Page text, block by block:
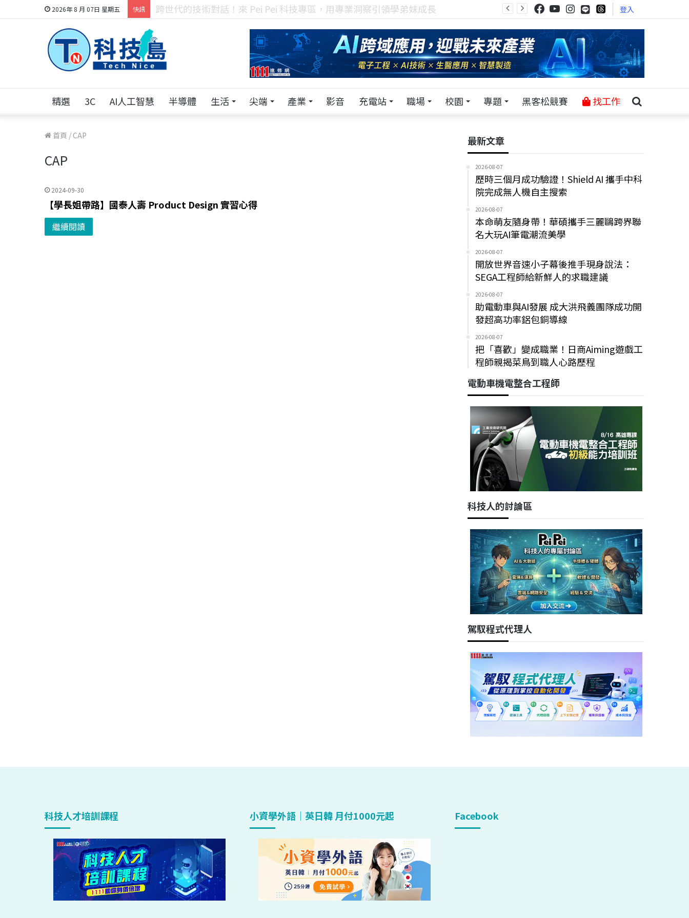
2026年 8 月 07日 星期五 快訊 科技人的經驗傳承地！在 Pei Pei 科技專區，與學弟妹交流最硬核的技術 登入
精選 3C AI人工智慧 半導體 生活 尖端 產業 影音 充電站 職場 校園 專題 黑客松競賽 找工作
首頁 / CAP
CAP
2024-09-30
【學長姐帶路】國泰人壽 Product Design 實習心得
繼續閱讀
最新文章
2026-08-07
歷時三個月成功驗證！Shield AI 攜手中科
院完成無人機自主搜索
2026-08-07
本命萌友隨身帶！華碩攜手三麗鷗跨界聯
名大玩AI筆電潮流美學
2026-08-07
開放世界音速小子幕後推手現身說法：
SEGA工程師給新鮮人的求職建議
2026-08-07
助電動車與AI發展 成大洪飛義團隊成功開
發超高功率鋁包銅導線
2026-08-07
把「喜歡」變成職業！日商Aiming遊戲工
程師親揭菜鳥到職人心路歷程
電動車機電整合工程師
科技人的討論區
駕馭程式代理人
科技人才培訓課程 小資學外語｜英日韓 月付1000元起 Facebook